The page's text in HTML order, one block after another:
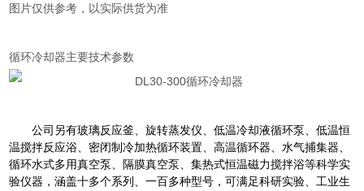
图片仅供参考，以实际供货为准
循环冷却器主要技术参数
公司另有玻璃反应釜、旋转蒸发仪、低温冷却液循环泵、低温恒
温搅拌反应浴、密闭制冷加热循环装置、高温循环器、水气捕集器、
循环水式多用真空泵、隔膜真空泵、集热式恒温磁力搅拌浴等科学实
验仪器，涵盖十多个系列、一百多种型号，可满足科研实验、工业生